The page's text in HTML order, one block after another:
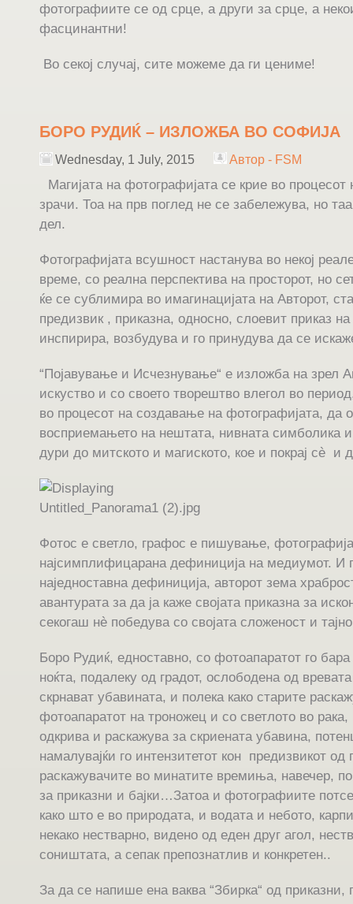
фотографиите се од срце, а други за срце, а
фасцинантни!
Во секој случај, сите можеме да ги цениме!
БОРО РУДИЌ – ИЗЛОЖБА ВО СОФИЈА
Wednesday, 1 July, 2015 Автор - FSM
Магијата на фотографијата се крие во
зрачи. Тоа на прв поглед не се забележува, но таа
дел.
Фотографијата всушност настанува во некој
време, со реална перспектива на просторот, но
ќе се сублимира во имагинацијата на Авторот,
предизвик , приказна, односно, слоевит приказ
инспирира, возбудува и го принудува да се
“Појавување и Исчезнување“ е изложба на зрел
искуство и со своето творештво влегол во
во процесот на создавање на фотографијата, да
восприемањето на нештата, нивната симболика и
дури до митското и магиското, кое и покрај сè и
Фотос е светло, графос е пишување,
најсимплифицарана дефиниција на медиумот. И
наједноставна дефиниција, авторот зема
авантурата за да ја каже својата приказна за
секогаш нè победува со својата сложеност и
Боро Рудиќ, едноставно, со фотоапаратот го
ноќта, подалеку од градот, ослободена од
скрнават убавината, и полека како старите
фотоапаратот на троножец и со светлото во рака,
одкрива и раскажува за скриената убавина,
намалувајќи го интензитетот кон предизвикот од
раскажувачите во минатите времиња, навечер,
за приказни и бајки…Затоа и фотографиите
како што е во природата, и водата и небото,
некако нестварно, видено од еден друг агол,
соништата, а сепак препознатлив и конкретен..
За да се напише ена ваква “Збирка“ од